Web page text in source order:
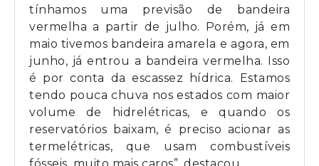
tínhamos uma previsão de bandeira
vermelha a partir de julho. Porém, já em
maio tivemos bandeira amarela e agora, em
junho, já entrou a bandeira vermelha. Isso
é por conta da escassez hídrica. Estamos
tendo pouca chuva nos estados com maior
volume de hidrelétricas, e quando os
reservatórios baixam, é preciso acionar as
termelétricas, que usam combustíveis